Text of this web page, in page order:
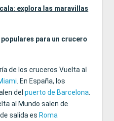
explora las maravillas
para un crucero
de los cruceros Vuelta al
. En España, los
del puerto de Barcelona.
al Mundo salen de
salida es Roma